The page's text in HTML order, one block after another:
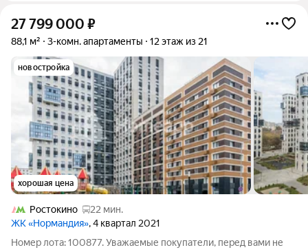
27 799 000 ₽
88,1 м² 3-комн. апартаменты 12 этаж из 21
новостройка
хорошая цена
Ростокино
22 мин.
ЖК «Нормандия», 4 квартал 2021
Номер лота: 100877. Уважаемые покупатели, перед вами не